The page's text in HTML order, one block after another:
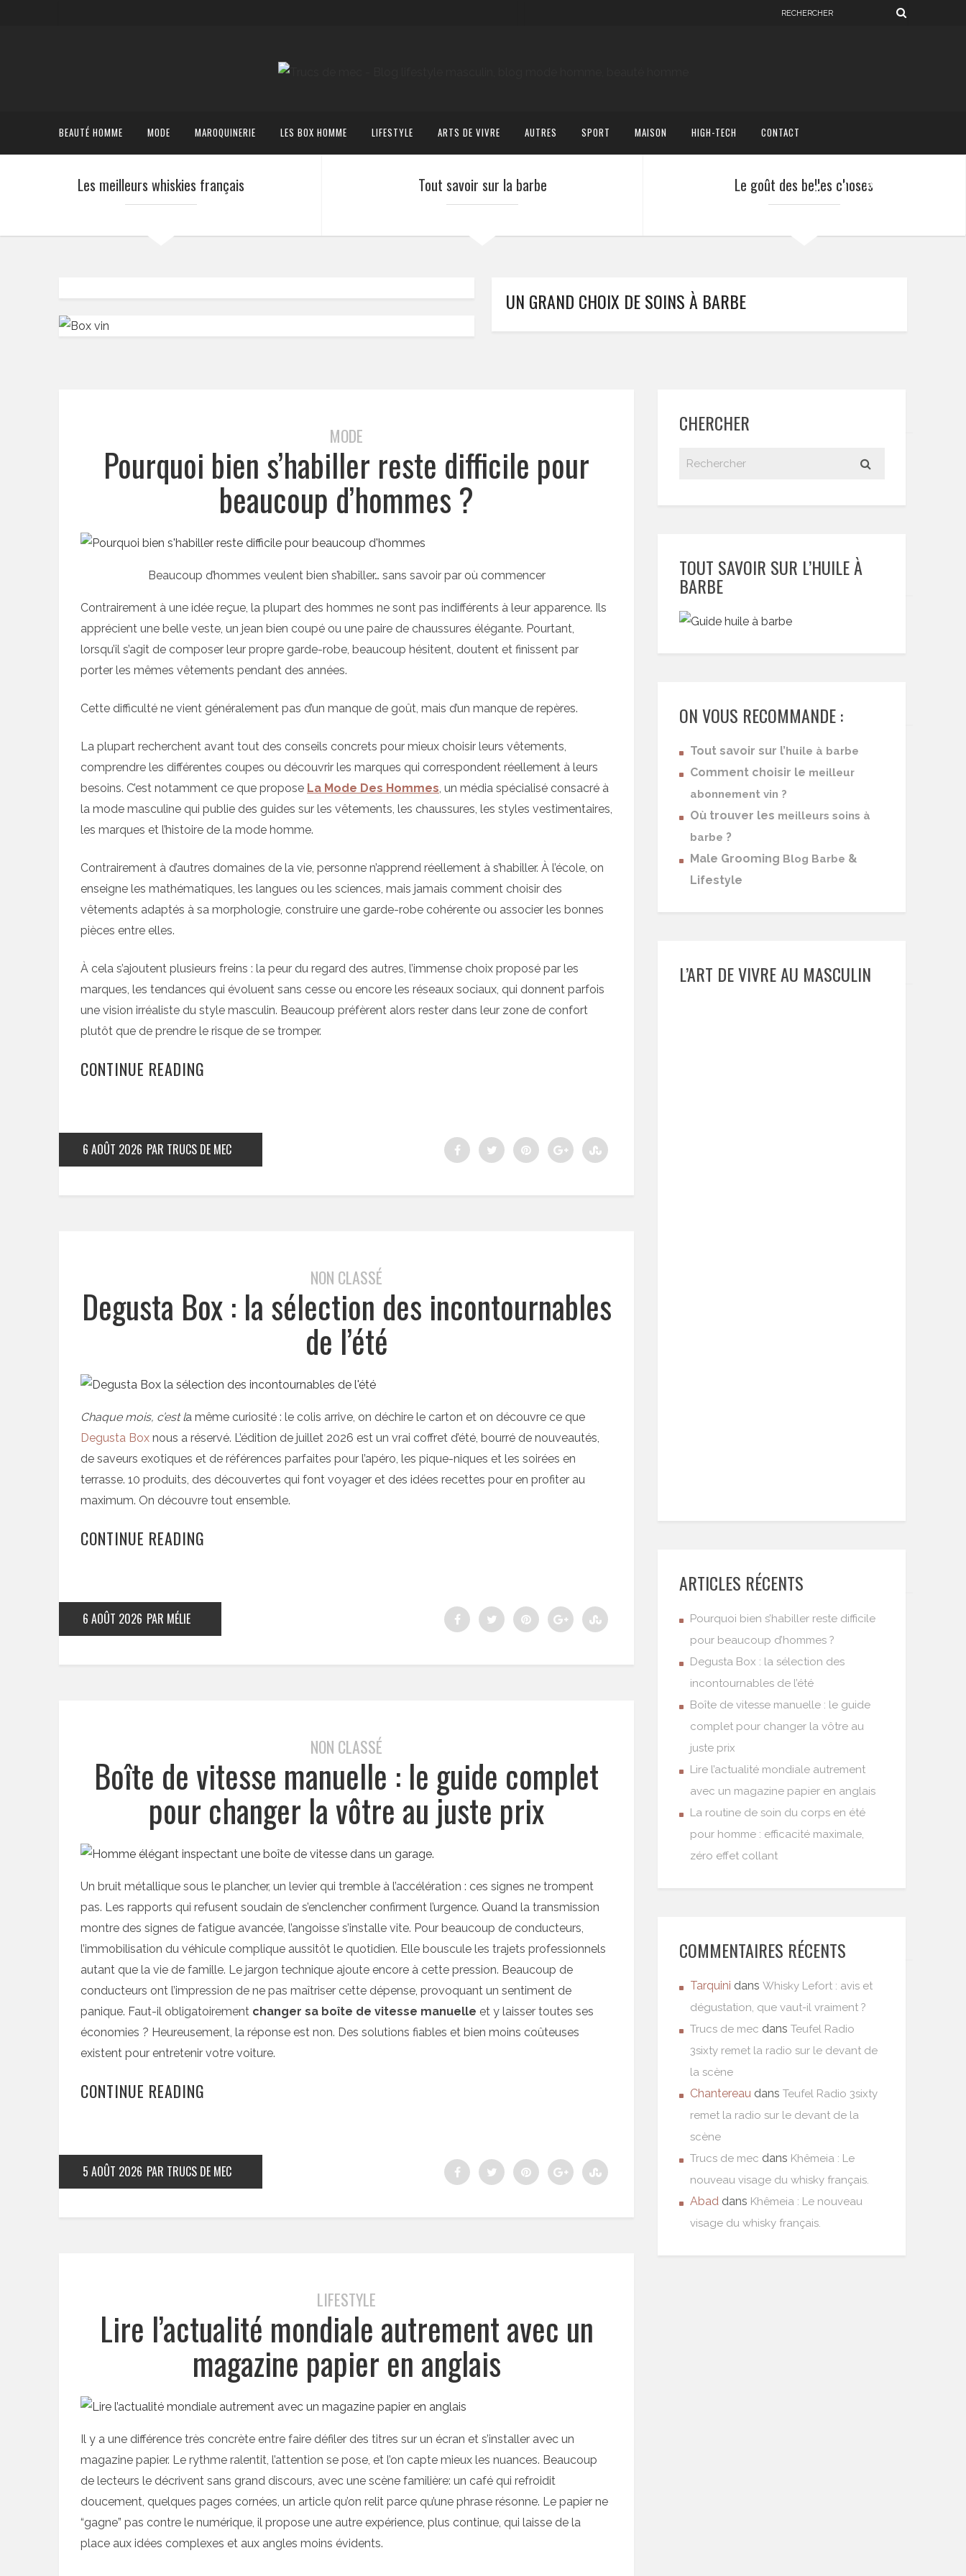
BEAUTÉ HOMME MODE MAROQUINERIE LES BOX HOMME LIFESTYLE ARTS DE VIVRE AUTRES SPORT MAISON HIGH-TECH CONTACT
Les meilleurs whiskies français Tout savoir sur la barbe Le goût des belles choses
UN GRAND CHOIX DE SOINS À BARBE
MODE
Pourquoi bien s’habiller reste difficile pour
beaucoup d’hommes ?
Beaucoup d’hommes veulent bien s’habiller… sans savoir par où commencer
Contrairement à une idée reçue, la plupart des hommes ne sont pas indifférents à leur apparence. Ils
apprécient une belle veste, un jean bien coupé ou une paire de chaussures élégante. Pourtant,
lorsqu’il s’agit de composer leur propre garde-robe, beaucoup hésitent, doutent et finissent par
porter les mêmes vêtements pendant des années.
Cette difficulté ne vient généralement pas d’un manque de goût, mais d’un manque de repères.
La plupart recherchent avant tout des conseils concrets pour mieux choisir leurs vêtements,
comprendre les différentes coupes ou découvrir les marques qui correspondent réellement à leurs
besoins. C’est notamment ce que propose La Mode Des Hommes, un média spécialisé consacré à
la mode masculine qui publie des guides sur les vêtements, les chaussures, les styles vestimentaires,
les marques et l’histoire de la mode homme.
Contrairement à d’autres domaines de la vie, personne n’apprend réellement à s’habiller. À l’école, on
enseigne les mathématiques, les langues ou les sciences, mais jamais comment choisir des
vêtements adaptés à sa morphologie, construire une garde-robe cohérente ou associer les bonnes
pièces entre elles.
À cela s’ajoutent plusieurs freins : la peur du regard des autres, l’immense choix proposé par les
marques, les tendances qui évoluent sans cesse ou encore les réseaux sociaux, qui donnent parfois
une vision irréaliste du style masculin. Beaucoup préfèrent alors rester dans leur zone de confort
plutôt que de prendre le risque de se tromper.
CONTINUE READING
6 AOÛT 2026 PAR TRUCS DE MEC
NON CLASSÉ
Degusta Box : la sélection des incontournables
de l’été
Chaque mois, c’est la même curiosité : le colis arrive, on déchire le carton et on découvre ce que
Degusta Box nous a réservé. L’édition de juillet 2026 est un vrai coffret d’été, bourré de nouveautés,
de saveurs exotiques et de références parfaites pour l’apéro, les pique-niques et les soirées en
terrasse. 10 produits, des découvertes qui font voyager et des idées recettes pour en profiter au
maximum. On découvre tout ensemble.
CONTINUE READING
6 AOÛT 2026 PAR MÉLIE
NON CLASSÉ
Boîte de vitesse manuelle : le guide complet
pour changer la vôtre au juste prix
Un bruit métallique sous le plancher, un levier qui tremble à l’accélération : ces signes ne trompent
pas. Les rapports qui refusent soudain de s’enclencher confirment l’urgence. Quand la transmission
montre des signes de fatigue avancée, l’angoisse s’installe vite. Pour beaucoup de conducteurs,
l’immobilisation du véhicule complique aussitôt le quotidien. Elle bouscule les trajets professionnels
autant que la vie de famille. Le jargon technique ajoute encore à cette pression. Beaucoup de
conducteurs ont l’impression de ne pas maîtriser cette dépense, provoquant un sentiment de
panique. Faut-il obligatoirement changer sa boîte de vitesse manuelle et y laisser toutes ses
économies ? Heureusement, la réponse est non. Des solutions fiables et bien moins coûteuses
existent pour entretenir votre voiture.
CONTINUE READING
5 AOÛT 2026 PAR TRUCS DE MEC
LIFESTYLE
Lire l’actualité mondiale autrement avec un
magazine papier en anglais
Il y a une différence très concrète entre faire défiler des titres sur un écran et s’installer avec un
magazine papier. Le rythme ralentit, l’attention se pose, et l’on capte mieux les nuances. Beaucoup
de lecteurs le décrivent sans grand discours, avec une scène familière: un café qui refroidit
doucement, quelques pages cornées, un article qu’on relit parce qu’une phrase résonne. Le papier ne
“gagne” pas contre le numérique, il propose une autre expérience, plus continue, qui laisse de la
place aux idées complexes et aux angles moins évidents.
CHERCHER
TOUT SAVOIR SUR L’HUILE À
BARBE
ON VOUS RECOMMANDE :
Tout savoir sur l’huile à barbe
Comment choisir le meilleur
abonnement vin ?
Où trouver les meilleurs soins à
barbe ?
Male Grooming Blog Barbe &
Lifestyle
L’ART DE VIVRE AU MASCULIN
ARTICLES RÉCENTS
Pourquoi bien s’habiller reste difficile
pour beaucoup d’hommes ?
Degusta Box : la sélection des
incontournables de l’été
Boîte de vitesse manuelle : le guide
complet pour changer la vôtre au
juste prix
Lire l’actualité mondiale autrement
avec un magazine papier en anglais
La routine de soin du corps en été
pour homme : efficacité maximale,
zéro effet collant
COMMENTAIRES RÉCENTS
Tarquini dans Whisky Lefort : avis et
dégustation, que vaut-il vraiment ?
Trucs de mec dans Teufel Radio
3sixty remet la radio sur le devant de
la scène
Chantereau dans Teufel Radio 3sixty
remet la radio sur le devant de la
scène
Trucs de mec dans Khêmeia : Le
nouveau visage du whisky français.
Abad dans Khêmeia : Le nouveau
visage du whisky français.